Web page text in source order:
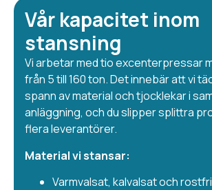
Vår kapacitet inom
stansning
Vi arbetar med tio excenterpressar
från 5 till 160 ton. Det innebär att vi
spann av material och tjocklekar i
anläggning, och du slipper splittra
flera leverantörer.
Material vi stansar:
Varmvalsat, kalvalsat och